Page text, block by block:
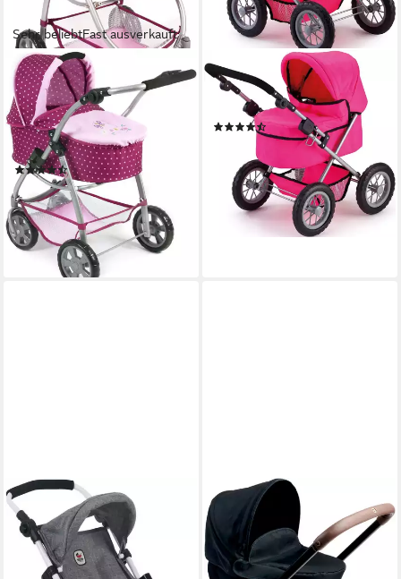
Sehr beliebtFast ausverkauft
CHIC2000
Kombi-Puppenwagen Emotion
All In 3in1, Brombeere, inkl.
Babywanne, Babyschale und
Sportwagenaufsatz
(36)
67,85 € UVP94,90 €
-29%
lieferbar - in 2-3 Werktagen bei dir
BAYER
Puppenwagen Trendy, mit
Wickeltasche
(79)
ab 43,90 € UVP79,99 €
-45%
lieferbar - in 4-5 Werktagen bei dir
+10